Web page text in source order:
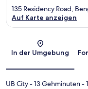
135 Residency Road,
Auf Karte anzeigen
In der Umgebung
UB City- 13 Gehminuten-